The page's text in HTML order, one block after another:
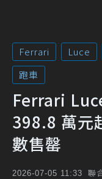
Ferrari Luce
跑車
Ferrari
398.8 萬元
數售罄
2026-07-05 11:33 聯